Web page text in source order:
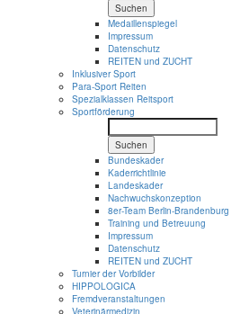
Suchen
Medaillenspiegel
Impressum
Datenschutz
REITEN und ZUCHT
Inklusiver Sport
Para-Sport Reiten
Spezialklassen Reitsport
Sportförderung
Suchen
Bundeskader
Kaderrichtlinie
Landeskader
Nachwuchskonzeption
8er-Team Berlin-Brandenburg
Training und Betreuung
Impressum
Datenschutz
REITEN und ZUCHT
Turnier der Vorbilder
HIPPOLOGICA
Fremdveranstaltungen
Veterinärmedizin